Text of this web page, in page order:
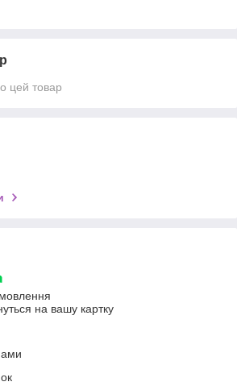
цей товар
на вашу картку